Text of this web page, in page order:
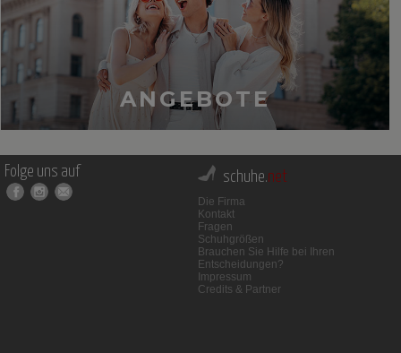
ANGEBOTE
Folge uns auf schuhe.net
Die Firma
Kontakt
Fragen
Schuhgrößen
Brauchen Sie Hilfe bei Ihren
Entscheidungen?
Impressum
Credits & Partner